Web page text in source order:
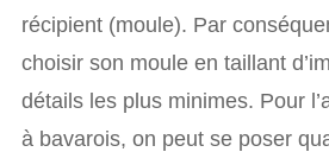
récipient (moule). Par
choisir son moule en taillant
détails les plus minimes. Pour
à bavarois, on peut se poser